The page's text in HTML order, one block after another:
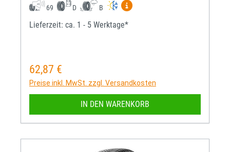
69 D B
Mehr Informationen zum
Lieferzeit: ca. 1 - 5 Werktage*
Regulärer Preis:
62,87 €
Preise inkl. MwSt. zzgl. Versandkosten
IN DEN WARENKORB